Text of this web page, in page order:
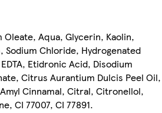
Oleate, Aqua, Glycerin, Kaolin,
Sodium Chloride, Hydrogenated
Etidronic Acid, Disodium
Citrus Aurantium Dulcis Peel Oil,
Cinnamal, Citral, Citronellol,
CI 77007, CI 77891.